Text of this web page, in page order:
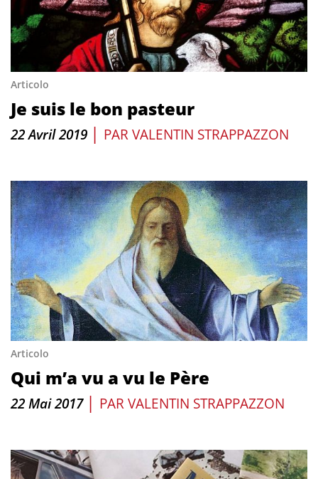
Articolo
Je suis le bon pasteur
22 Avril 2019 | PARVALENTIN STRAPPAZZON
Articolo
Qui m’a vu a vu le Père
22 Mai 2017 | PARVALENTIN STRAPPAZZON